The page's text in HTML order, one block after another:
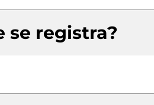
se registra?